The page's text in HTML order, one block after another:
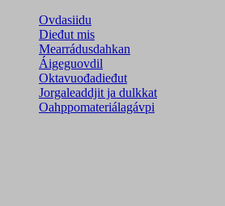
Ovdasiidu
Dieđut mis
Mearrádusdahkan
Áigeguovdil
Oktavuođadieđut
Jorgaleaddjit ja dulkkat
Oahppomateriálagávpi